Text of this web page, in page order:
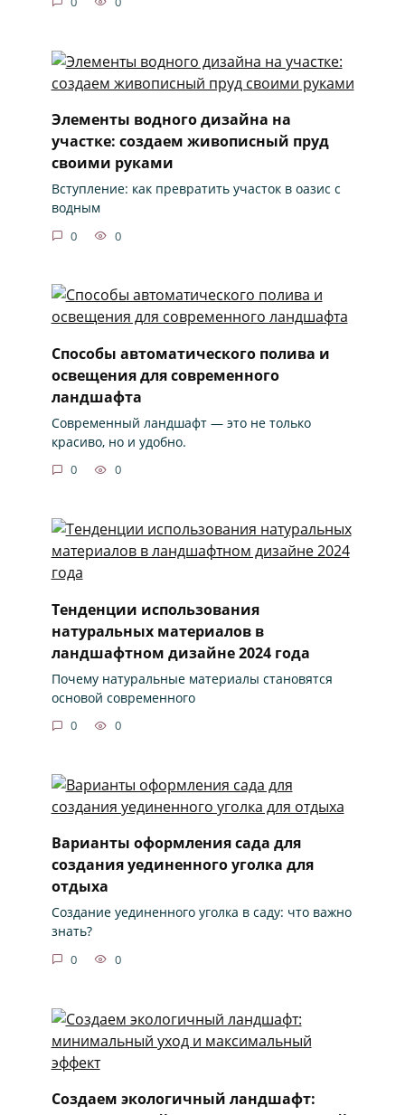
Элементы водного дизайна на
участке: создаем живописный пруд
своими руками
Вступление: как превратить участок в оазис с
водным
0 0
Способы автоматического полива и
освещения для современного
ландшафта
Современный ландшафт — это не только
красиво, но и удобно.
0 0
Тенденции использования
натуральных материалов в
ландшафтном дизайне 2024 года
Почему натуральные материалы становятся
основой современного
0 0
Варианты оформления сада для
создания уединенного уголка для
отдыха
Создание уединенного уголка в саду: что важно
знать?
0 0
Создаем экологичный ландшафт: